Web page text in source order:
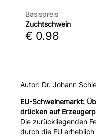
Basispreis
Zuchtschwein
€ 0.98
Autor: Dr. Johann
EU-Schweinemarkt:
drücken auf
Die zurückliegenden
durch die EU